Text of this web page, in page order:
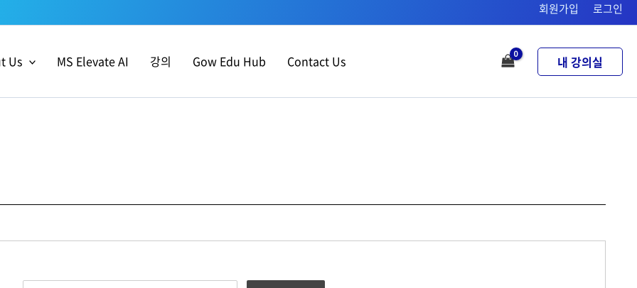
회원가입 로그인
Us MS Elevate AI 강의 Gow Edu Hub Contact Us 내 강의실